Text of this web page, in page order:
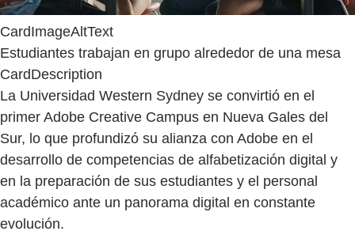
CardImageAltText
Estudiantes trabajan en grupo alrededor de una mesa
CardDescription
La Universidad Western Sydney se convirtió en el
primer Adobe Creative Campus en Nueva Gales del
Sur, lo que profundizó su alianza con Adobe en el
desarrollo de competencias de alfabetización digital y
en la preparación de sus estudiantes y el personal
académico ante un panorama digital en constante
evolución.